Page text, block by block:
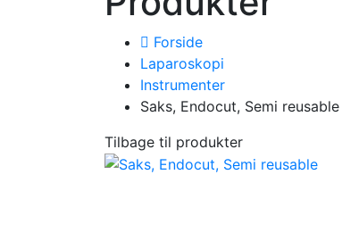
Forside
Laparoskopi
Instrumenter
Saks, Endocut, Semi reusable
Tilbage til produkter